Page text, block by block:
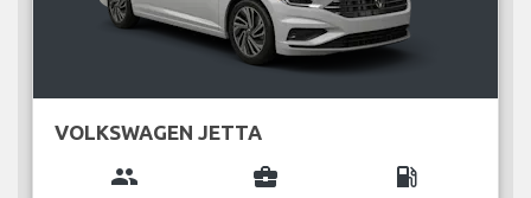
VOLKSWAGEN JETTA
group business_center local_gas_station